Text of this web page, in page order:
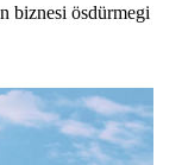
biznesi ösdürmegi